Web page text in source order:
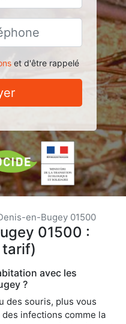
et d'être rappelé
en-Bugey 01500
01500 :
avec les
?
des souris, plus vous
infections comme la